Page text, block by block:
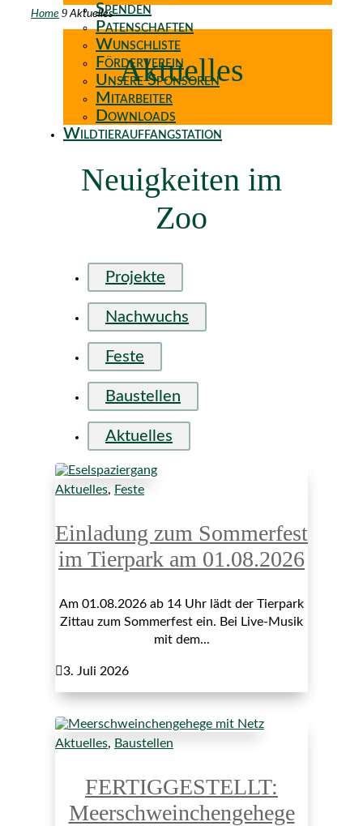
Spenden
Patenschaften
Wunschliste
Förderverein
Unsere Sponsoren
Mitarbeiter
Downloads
Wildtierauffangstation
Home 9 Aktuelles
Aktuelles
Neuigkeiten im
Zoo
Projekte
Nachwuchs
Feste
Baustellen
Aktuelles
Aktuelles, Feste
Einladung zum Sommerfest
im Tierpark am 01.08.2026
Am 01.08.2026 ab 14 Uhr lädt der Tierpark
Zittau zum Sommerfest ein. Bei Live-Musik
mit dem...
3. Juli 2026
Aktuelles, Baustellen
FERTIGGESTELLT:
Meerschweinchengehege